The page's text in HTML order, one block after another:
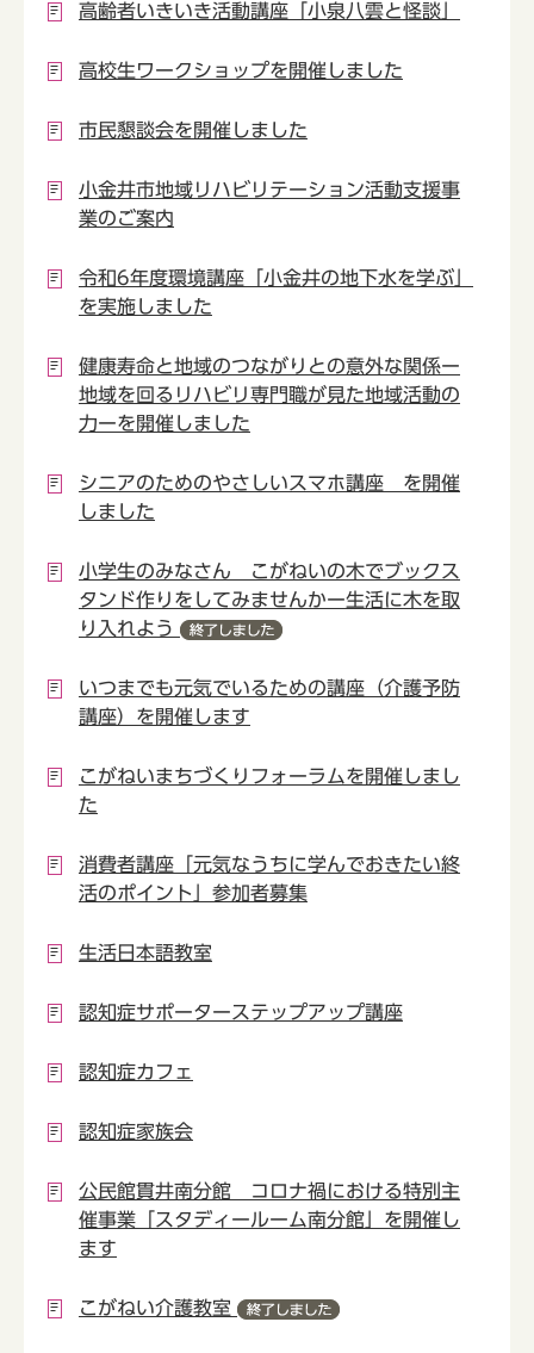
高齢者いきいき活動講座「小泉八雲と怪談」
高校生ワークショップを開催しました
市民懇談会を開催しました
小金井市地域リハビリテーション活動支援事
業のご案内
令和6年度環境講座「小金井の地下水を学ぶ」
を実施しました
健康寿命と地域のつながりとの意外な関係ー
地域を回るリハビリ専門職が見た地域活動の
力ーを開催しました
シニアのためのやさしいスマホ講座 を開催
しました
小学生のみなさん こがねいの木でブックス
タンド作りをしてみませんかー生活に木を取
り入れよう
いつまでも元気でいるための講座（介護予防
講座）を開催します
こがねいまちづくりフォーラムを開催しまし
た
消費者講座「元気なうちに学んでおきたい終
活のポイント」参加者募集
生活日本語教室
認知症サポーターステップアップ講座
認知症カフェ
認知症家族会
公民館貫井南分館 コロナ禍における特別主
催事業「スタディールーム南分館」を開催し
ます
こがねい介護教室